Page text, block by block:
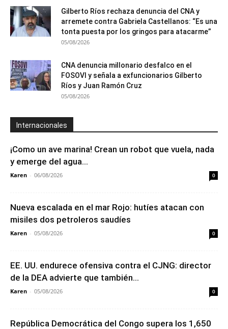
Gilberto Ríos rechaza denuncia del CNA y
arremete contra Gabriela Castellanos: “Es una
tonta puesta por los gringos para atacarme”
05/08/2026
CNA denuncia millonario desfalco en el
FOSOVI y señala a exfuncionarios Gilberto
Ríos y Juan Ramón Cruz
05/08/2026
Internacionales
¡Como un ave marina! Crean un robot que vuela, nada
y emerge del agua...
Karen - 06/08/2026 0
Nueva escalada en el mar Rojo: hutíes atacan con
misiles dos petroleros saudíes
Karen - 05/08/2026 0
EE. UU. endurece ofensiva contra el CJNG: director
de la DEA advierte que también...
Karen - 05/08/2026 0
República Democrática del Congo supera los 1,650